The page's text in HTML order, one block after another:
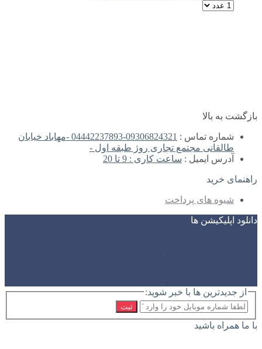
بازگشت به بالا
شماره تماس :
09306824321-04442237893 -مهاباد خیابان
طالقانی مجتمع تجاری روژ طبقه اول -
آدرس ایمیل : ساعت کاری : 9 تا 20
راهنمای خرید
شیوه های پرداخت
دانلود اپلیکیشن ها
از جدیدترین ها با خبر شوید:
ثبت
با ما همراه باشید